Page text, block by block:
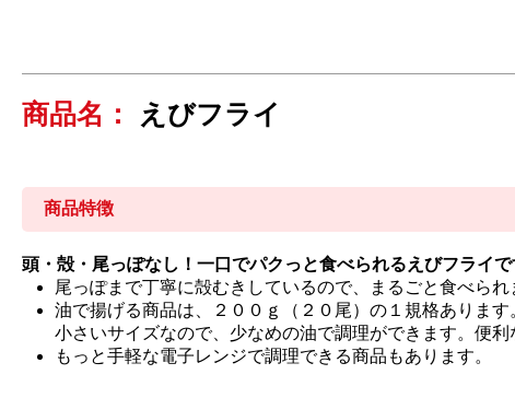
商品名： えびフライ
商品特徴
頭・殻・尾っぽなし！一口でパクっと食べられるえびフライで
尾っぽまで丁寧に殻むきしているので、まるごと食べら
油で揚げる商品は、２００ｇ（２０尾）の１規格あります
小さいサイズなので、少なめの油で調理ができます。便利
もっと手軽な電子レンジで調理できる商品もあります。